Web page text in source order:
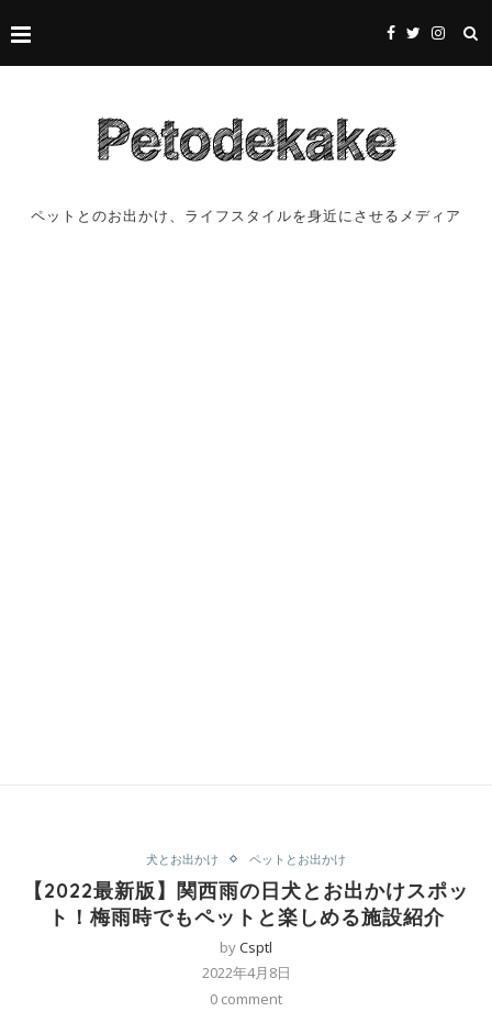
ペットとのお出かけ、ライフスタイルを身近にさせるメディア
犬とお出かけ ペットとお出かけ
【2022最新版】関西雨の日犬とお出かけスポッ
ト！梅雨時でもペットと楽しめる施設紹介
byCsptl
2022年4月8日
0 comment